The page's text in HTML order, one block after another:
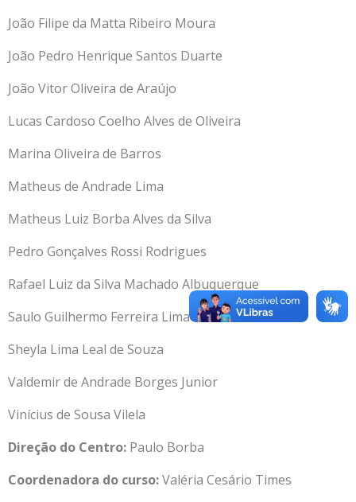
João Filipe da Matta Ribeiro Moura
João Pedro Henrique Santos Duarte
João Vitor Oliveira de Araújo
Lucas Cardoso Coelho Alves de Oliveira
Marina Oliveira de Barros
Matheus de Andrade Lima
Matheus Luiz Borba Alves da Silva
Pedro Gonçalves Rossi Rodrigues
Rafael Luiz da Silva Machado Albuquerque
Saulo Guilhermo Ferreira Lima
Sheyla Lima Leal de Souza
Valdemir de Andrade Borges Junior
Vinícius de Sousa Vilela
Direção do Centro: Paulo Borba
Coordenadora do curso:Valéria Cesário Times